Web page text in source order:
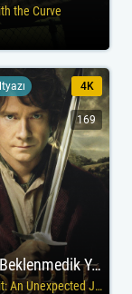
the Curve
Hobbit: Beklenmedik Yolculuk
The Hobbit: An Unexpected Journey
4K
169